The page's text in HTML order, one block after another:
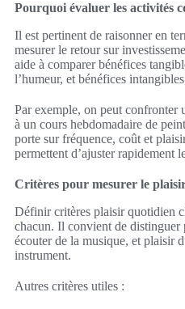
Pourquoi évaluer les activités
Il est pertinent de raisonner en
mesurer le retour sur
aide à comparer bénéfices
l’humeur, et bénéfices
Par exemple, on peut confronter
à un cours hebdomadaire de
porte sur fréquence, coût et
permettent d’ajuster rapidement
Critères pour mesurer le
Définir critères plaisir quotidien
chacun. Il convient de distinguer
écouter de la musique, et plaisir
instrument.
Autres critères utiles :